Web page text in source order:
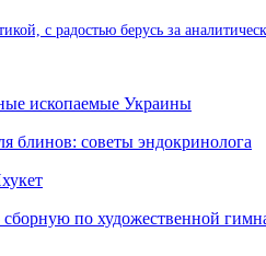
с радостью берусь за
ископаемые Украины
блинов: советы эндокринолога
сборную по художественной